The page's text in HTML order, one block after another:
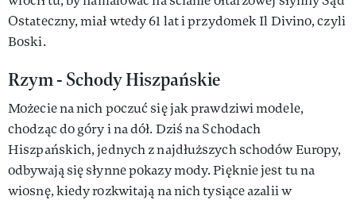
Ostateczny, miał wtedy 61 lat i przydomek Il Divino, czyli
Boski.
Rzym - Schody Hiszpańskie
Możecie na nich poczuć się jak prawdziwi modele,
chodząc do góry i na dół. Dziś na Schodach
Hiszpańskich, jednych z najdłuższych schodów Europy,
odbywają się słynne pokazy mody. Pięknie jest tu na
wiosnę, kiedy rozkwitają na nich tysiące azalii w